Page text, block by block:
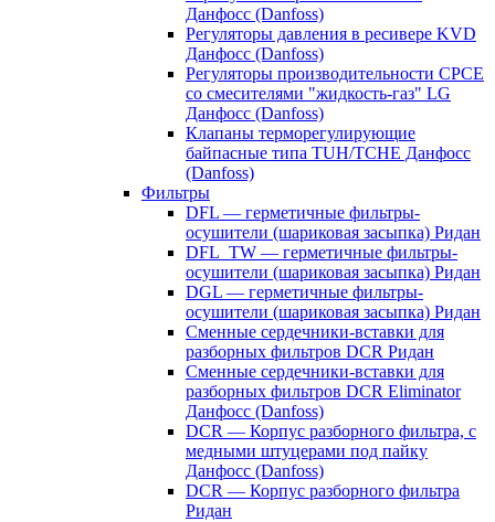
Данфосс (Danfoss)
Регуляторы давления в ресивере KVD
Данфосс (Danfoss)
Регуляторы производительности CPCE
со смесителями "жидкость-газ" LG
Данфосс (Danfoss)
Клапаны терморегулирующие
байпасные типа TUH/TCHE Данфосс
(Danfoss)
Фильтры
DFL — герметичные фильтры-
осушители (шариковая засыпка) Ридан
DFL_TW — герметичные фильтры-
осушители (шариковая засыпка) Ридан
DGL — герметичные фильтры-
осушители (шариковая засыпка) Ридан
Сменные сердечники-вставки для
разборных фильтров DCR Ридан
Сменные сердечники-вставки для
разборных фильтров DCR Eliminator
Данфосс (Danfoss)
DCR — Корпус разборного фильтра, с
медными штуцерами под пайку
Данфосс (Danfoss)
DCR — Корпус разборного фильтра
Ридан